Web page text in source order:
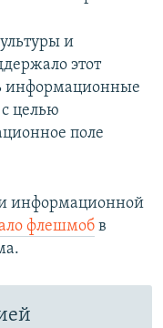
и
этот
информационные
целью
поле
информационной
флешмоб в